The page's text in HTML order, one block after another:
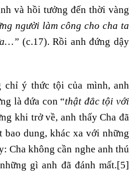
và hồi tưởng đến thời vàng
người làm công cho cha ta
(c.17). Rồi anh đứng dậy
chỉ ý thức tội của mình, anh
là đứa con “thật đắc tội với
khi trở về, anh thấy Cha đã
dung, khác xa với những
Cha không cần nghe anh thú
gì anh đã đánh mất.[5]